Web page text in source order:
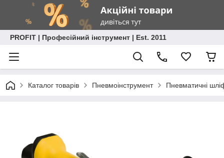
PROFIT | Професійний інструмент | Est. 2011
Каталог товарів Пневмоінструмент Пневматичні